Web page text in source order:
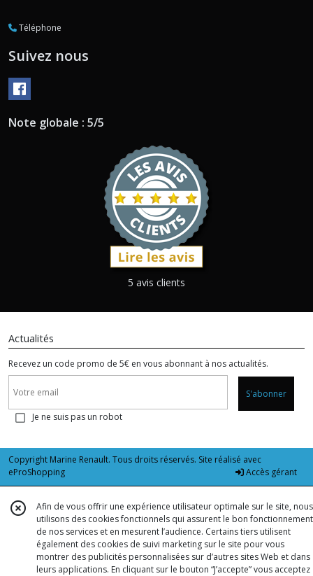
Téléphone
Suivez nous
Note globale : 5/5
5 avis clients
Actualités
Recevez un code promo de 5€ en vous abonnant à nos actualités.
S'abonner
Je ne suis pas un robot
Copyright Marine Renault. Tous droits réservés. Site réalisé avec
eProShopping
Accès gérant
Afin de vous offrir une expérience utilisateur optimale sur le site, nous
utilisons des cookies fonctionnels qui assurent le bon fonctionnement
de nos services et en mesurent l’audience. Certains tiers utilisent
également des cookies de suivi marketing sur le site pour vous
montrer des publicités personnalisées sur d’autres sites Web et dans
leurs applications. En cliquant sur le bouton “J’accepte” vous acceptez